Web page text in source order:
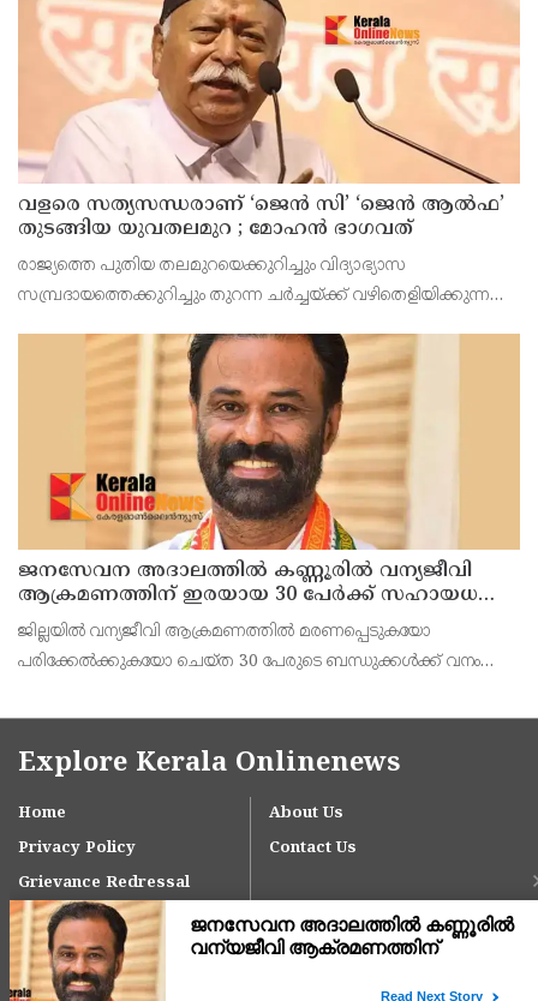
വളരെ സത്യസന്ധരാണ് ‘ജെൻ സി’ ‘ജെൻ ആൽഫ’
തുടങ്ങിയ യുവതലമുറ ; മോഹൻ ഭാഗവത്
രാജ്യത്തെ പുതിയ തലമുറയെക്കുറിച്ചും വിദ്യാഭ്യാസ
സമ്പ്രദായത്തെക്കുറിച്ചും തുറന്ന ചർച്ചയ്ക്ക് വഴിതെളിയിക്കുന്ന
മോഹൻ ഭാഗവത് രംഗത്ത്. നിലവിലെ തലമുറയെക്കാൾ വളരെ
ജനസേവന അദാലത്തിൽ കണ്ണൂരിൽ വന്യജീവി
ആക്രമണത്തിന് ഇരയായ 30 പേർക്ക് സഹായധനം
അനുവദിച്ചു
ജില്ലയിൽ വന്യജീവി ആക്രമണത്തിൽ മരണപ്പെടുകയോ
പരിക്കേൽക്കുകയോ ചെയ്ത 30 പേരുടെ ബന്ധുക്കൾക്ക് വനം
സഹായധനം അനുവദിച്ചു. സംസ്ഥാന സർക്കാരിന്റെ നൂറുദിന
പരിപാടിയിൽ
Explore Kerala Onlinenews
Home
About Us
Privacy Policy
Contact Us
Grievance Redressal